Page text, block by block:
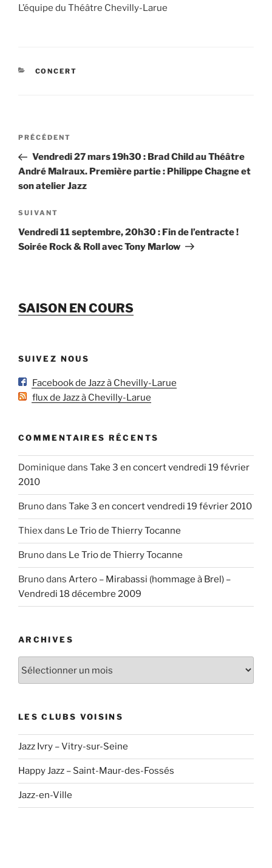
L’équipe du Théâtre Chevilly-Larue
CATÉGORIES
CONCERT
Navigation
l’article
Article
précédent
PRÉCÉDENT
Vendredi 27 mars 19h30 : Brad Child au Théâtre
André Malraux. Première partie : Philippe Chagne et
son atelier Jazz
Article
suivant
SUIVANT
Vendredi 11 septembre, 20h30 : Fin de l’entracte !
Soirée Rock & Roll avec Tony Marlow
SAISON EN COURS
SUIVEZ NOUS
Facebook de Jazz à Chevilly-Larue
flux de Jazz à Chevilly-Larue
COMMENTAIRES RÉCENTS
Dominique dans Take 3 en concert vendredi 19 février
2010
Brunodans Take 3 en concert vendredi 19 février 2010
Thiexdans Le Trio de Thierry Tocanne
Brunodans Le Trio de Thierry Tocanne
Brunodans Artero – Mirabassi (hommage à Brel) –
Vendredi 18 décembre 2009
ARCHIVES
LES CLUBS VOISINS
Jazz Ivry – Vitry-sur-Seine
Happy Jazz – Saint-Maur-des-Fossés
Jazz-en-Ville